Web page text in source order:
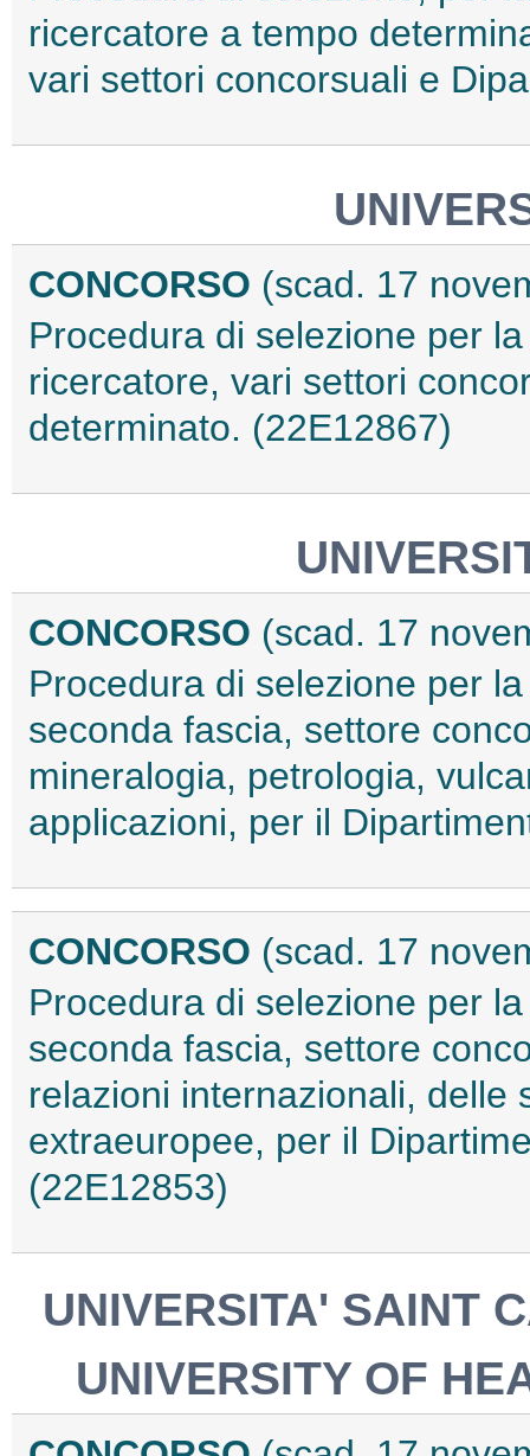
ricercatore a tempo
vari settori concorsuali e
CONCORSO (scad. 17
Procedura di selezione per
ricercatore, vari settori
determinato. (22E12867)
CONCORSO (scad. 17
Procedura di selezione per
seconda fascia, settore
mineralogia, petrologia,
applicazioni, per il
CONCORSO (scad. 17
Procedura di selezione per
seconda fascia, settore
relazioni internazionali, delle
extraeuropee, per il
(22E12853)
UNIVERSITA' SAINT
UNIVERSITY OF